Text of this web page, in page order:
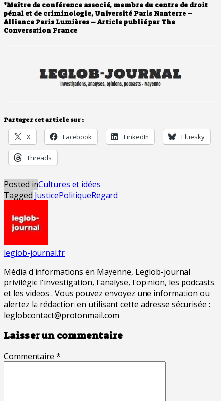
*Maître de conférence associé, membre du centre de droit
pénal et de criminologie, Université Paris Nanterre –
Alliance Paris Lumières – Article publié par The
Conversation France
Partager cet article sur :
X Facebook LinkedIn Bluesky
Threads
Posted inCultures et idées
Tagged JusticePolitiqueRegard
leglob-journal.fr
Média d'informations en Mayenne, Leglob-journal
privilégie l'investigation, l'analyse, l'opinion, les podcasts
et les videos . Vous pouvez envoyez une information ou
alertez la rédaction en utilisant cette adresse sécurisée :
leglobcontact@protonmail.com
Laisser un commentaire
Commentaire *